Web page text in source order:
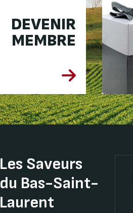
DEVENIR
MEMBRE
Les Saveurs
du Bas-Saint-
Laurent